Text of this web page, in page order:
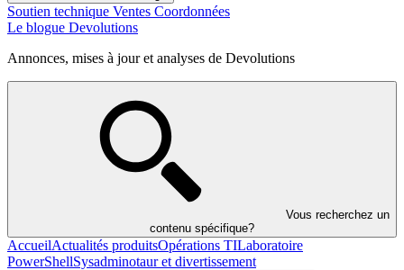
Soutien technique Ventes Coordonnées
Le blogue Devolutions
Annonces, mises à jour et analyses de Devolutions
Vous recherchez un
contenu spécifique?
AccueilActualités produitsOpérations TILaboratoire
PowerShellSysadminotaur et divertissement